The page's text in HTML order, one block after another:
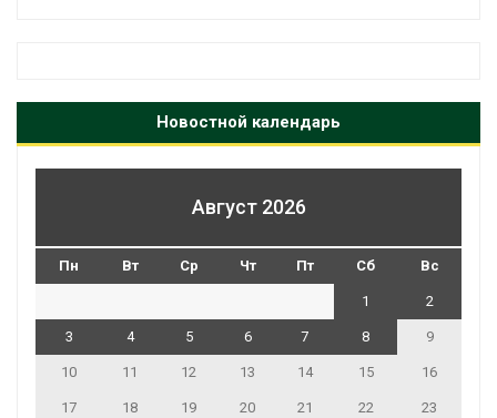
Новостной календарь
Август 2026
Пн Вт Ср Чт Пт Сб Вс
1 2
3 4 5 6 7 8 9
10 11 12 13 14 15 16
17 18 19 20 21 22 23